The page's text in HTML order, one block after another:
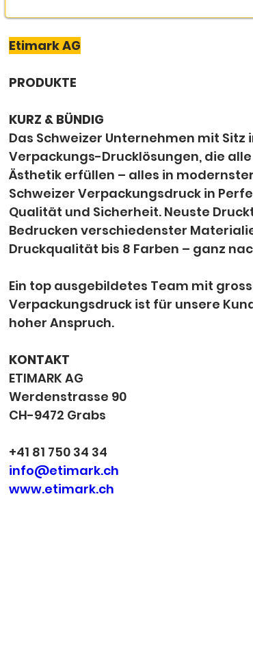
Etimark AG
PRODUKTE
KURZ & BÜNDIG
Das Schweizer Unternehmen mit
Verpackungs-Drucklösungen, die
Ästhetik erfüllen – alles in
Schweizer Verpackungsdruck in
Qualität und Sicherheit. Neuste
Bedrucken verschiedenster
Druckqualität bis 8 Farben – ganz
Ein top ausgebildetes Team mit
Verpackungsdruck ist für unsere
hoher Anspruch.
KONTAKT
ETIMARK AG
Werdenstrasse 90
CH-9472 Grabs
+41 81 750 34 34
info@etimark.ch
www.etimark.ch